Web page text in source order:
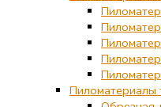
Пиломатериалы